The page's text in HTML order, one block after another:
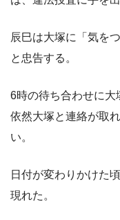
辰巳は大塚に「気を
と忠告する。
6時の待ち合わせに大
依然大塚と連絡が取
い。
日付が変わりかけた
現れた。